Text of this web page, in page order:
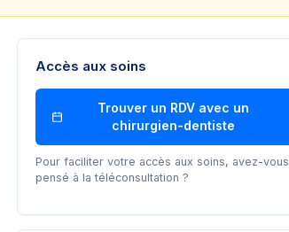
Accès aux soins
Trouver un RDV avec un
chirurgien-dentiste
Pour faciliter votre accès aux soins, avez-vous
pensé à la téléconsultation ?